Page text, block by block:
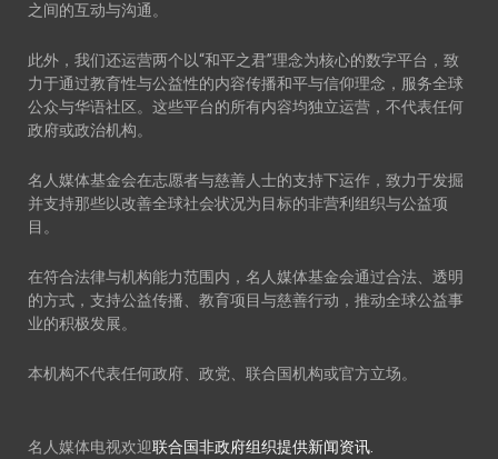
之间的互动与沟通。
此外，我们还运营两个以“和平之君”理念为核心的数字平台，致
力于通过教育性与公益性的内容传播和平与信仰理念，服务全球
公众与华语社区。这些平台的所有内容均独立运营，不代表任何
政府或政治机构。
名人媒体基金会在志愿者与慈善人士的支持下运作，致力于发掘
并支持那些以改善全球社会状况为目标的非营利组织与公益项
目。
在符合法律与机构能力范围内，名人媒体基金会通过合法、透明
的方式，支持公益传播、教育项目与慈善行动，推动全球公益事
业的积极发展。
本机构不代表任何政府、政党、联合国机构或官方立场。
名人媒体电视欢迎联合国非政府组织提供新闻资讯.